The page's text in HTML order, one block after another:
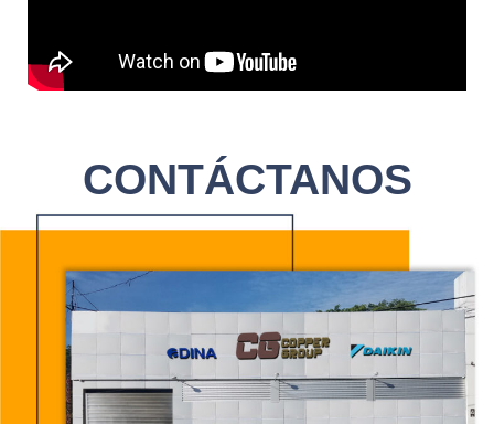
CONTÁCTANOS